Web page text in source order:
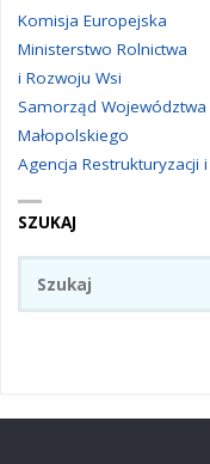
Komisja Europejska
Ministerstwo Rolnictwa
i Rozwoju Wsi
Samorząd Województwa
Małopolskiego
Agencja Restrukturyzacji
SZUKAJ